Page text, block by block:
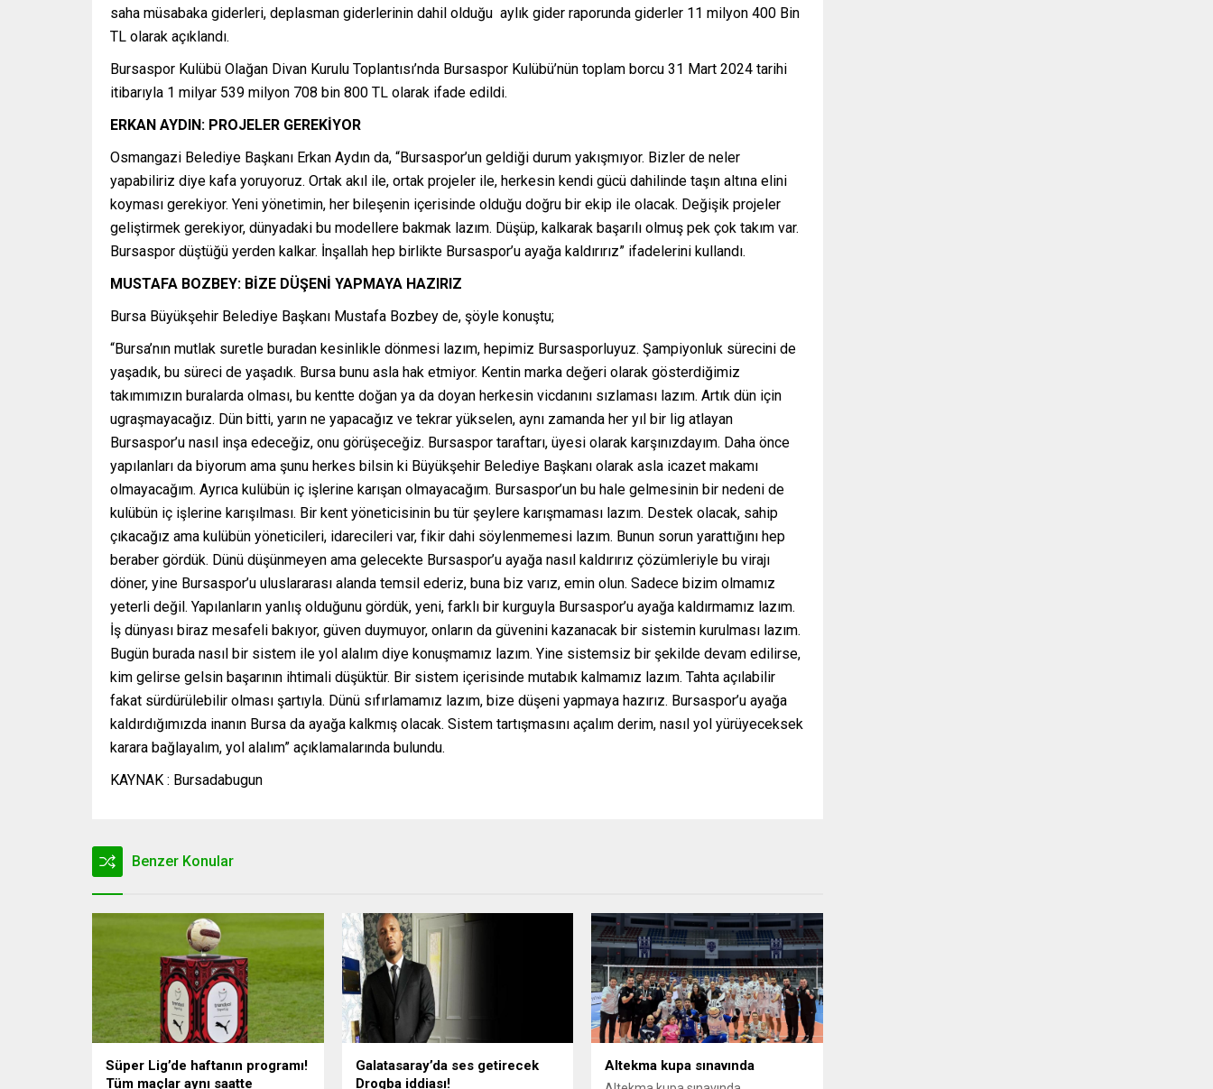
saha müsabaka giderleri, deplasman giderlerinin dahil olduğu aylık gider raporunda giderler 11 milyon 400 Bin
TL olarak açıklandı.
Bursaspor Kulübü Olağan Divan Kurulu Toplantısı’nda Bursaspor Kulübü’nün toplam borcu 31 Mart 2024 tarihi
itibarıyla 1 milyar 539 milyon 708 bin 800 TL olarak ifade edildi.
ERKAN AYDIN: PROJELER GEREKİYOR
Osmangazi Belediye Başkanı Erkan Aydın da, “Bursaspor’un geldiği durum yakışmıyor. Bizler de neler
yapabiliriz diye kafa yoruyoruz. Ortak akıl ile, ortak projeler ile, herkesin kendi gücü dahilinde taşın altına elini
koyması gerekiyor. Yeni yönetimin, her bileşenin içerisinde olduğu doğru bir ekip ile olacak. Değişik projeler
geliştirmek gerekiyor, dünyadaki bu modellere bakmak lazım. Düşüp, kalkarak başarılı olmuş pek çok takım var.
Bursaspor düştüğü yerden kalkar. İnşallah hep birlikte Bursaspor’u ayağa kaldırırız” ifadelerini kullandı.
MUSTAFA BOZBEY: BİZE DÜŞENİ YAPMAYA HAZIRIZ
Bursa Büyükşehir Belediye Başkanı Mustafa Bozbey de, şöyle konuştu;
“Bursa’nın mutlak suretle buradan kesinlikle dönmesi lazım, hepimiz Bursasporluyuz. Şampiyonluk sürecini de
yaşadık, bu süreci de yaşadık. Bursa bunu asla hak etmiyor. Kentin marka değeri olarak gösterdiğimiz
takımımızın buralarda olması, bu kentte doğan ya da doyan herkesin vicdanını sızlaması lazım. Artık dün için
ugraşmayacağız. Dün bitti, yarın ne yapacağız ve tekrar yükselen, aynı zamanda her yıl bir lig atlayan
Bursaspor’u nasıl inşa edeceğiz, onu görüşeceğiz. Bursaspor taraftarı, üyesi olarak karşınızdayım. Daha önce
yapılanları da biyorum ama şunu herkes bilsin ki Büyükşehir Belediye Başkanı olarak asla icazet makamı
olmayacağım. Ayrıca kulübün iç işlerine karışan olmayacağım. Bursaspor’un bu hale gelmesinin bir nedeni de
kulübün iç işlerine karışılması. Bir kent yöneticisinin bu tür şeylere karışmaması lazım. Destek olacak, sahip
çıkacağız ama kulübün yöneticileri, idarecileri var, fikir dahi söylenmemesi lazım. Bunun sorun yarattığını hep
beraber gördük. Dünü düşünmeyen ama gelecekte Bursaspor’u ayağa nasıl kaldırırız çözümleriyle bu virajı
döner, yine Bursaspor’u uluslararası alanda temsil ederiz, buna biz varız, emin olun. Sadece bizim olmamız
yeterli değil. Yapılanların yanlış olduğunu gördük, yeni, farklı bir kurguyla Bursaspor’u ayağa kaldırmamız lazım.
İş dünyası biraz mesafeli bakıyor, güven duymuyor, onların da güvenini kazanacak bir sistemin kurulması lazım.
Bugün burada nasıl bir sistem ile yol alalım diye konuşmamız lazım. Yine sistemsiz bir şekilde devam edilirse,
kim gelirse gelsin başarının ihtimali düşüktür. Bir sistem içerisinde mutabık kalmamız lazım. Tahta açılabilir
fakat sürdürülebilir olması şartıyla. Dünü sıfırlamamız lazım, bize düşeni yapmaya hazırız. Bursaspor’u ayağa
kaldırdığımızda inanın Bursa da ayağa kalkmış olacak. Sistem tartışmasını açalım derim, nasıl yol yürüyeceksek
karara bağlayalım, yol alalım” açıklamalarında bulundu.
KAYNAK : Bursadabugun
Benzer Konular
Süper Lig’de haftanın programı!
Tüm maçlar aynı saatte
Galatasaray’da ses getirecek
Drogba iddiası!
Altekma kupa sınavında